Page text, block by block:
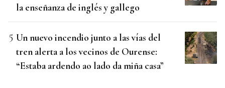
la enseñanza de inglés y gallego
Un nuevo incendio junto a las vías del
tren alerta a los vecinos de Ourense:
“Estaba ardendo ao lado da miña casa”